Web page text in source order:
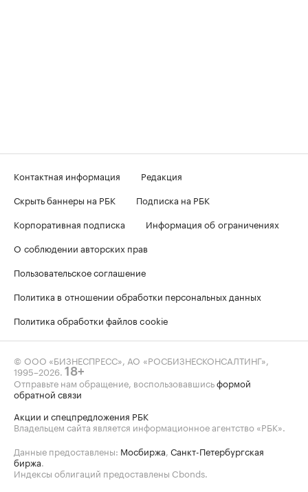
Контактная информация
Редакция
Скрыть баннеры на РБК
Подписка на РБК
Корпоративная подписка
Информация об ограничениях
О соблюдении авторских прав
Пользовательское соглашение
Политика в отношении обработки персональных данных
Политика обработки файлов cookie
© ООО «БИЗНЕСПРЕСС», АО «РОСБИЗНЕСКОНСАЛТИНГ»,
1995–2026. 18+
Отправьте нам обращение, воспользовавшисьформой
обратной связи
Акции и спецпредложения РБК
Владельцем сайта является информационное агентство «РБК».
Данные предоставлены: Мосбиржа, Санкт-Петербургская
биржа.
Индексы облигаций предоставлены Cbonds.